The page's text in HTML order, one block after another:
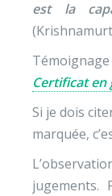
est la
Certificat
Si je dois
marquée,
jugements.